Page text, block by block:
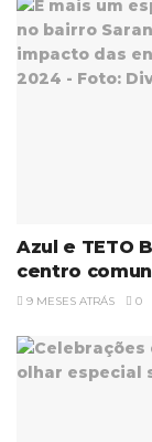
Azul e TETO
centro
9 MESES ATRÁS 0